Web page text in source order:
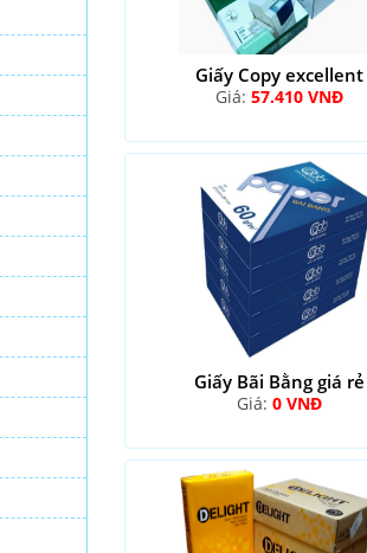
Giấy Copy excellent
Giá: 57.410 VNĐ
Giấy Bãi Bằng giá rẻ
Giá: 0 VNĐ